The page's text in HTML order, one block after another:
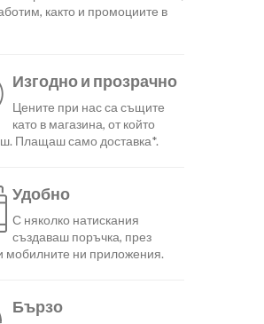
както и промоциите в
Изгодно и прозрачно
Цените при нас са същите
като в магазина, от който
Плащаш само доставка*.
Удобно
С няколко натискания
създаваш поръчка, през
мобилните ни приложения.
Бързо